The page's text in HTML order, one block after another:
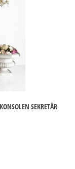
SEKRETÄR